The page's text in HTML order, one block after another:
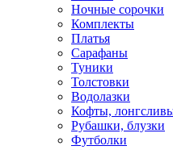
Ночные сорочки
Комплекты
Платья
Сарафаны
Туники
Толстовки
Водолазки
Кофты,
Рубашки, блузки
Футболки